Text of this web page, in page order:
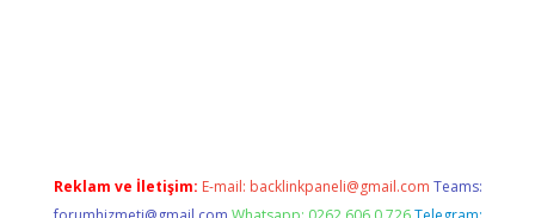
Reklam ve İletişim: E-mail: backlinkpaneli@gmail.com Teams: